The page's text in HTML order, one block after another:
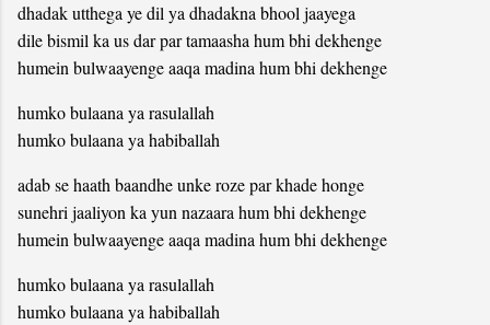
dhadak utthega ye dil ya dhadakna bhool jaayega
dile bismil ka us dar par tamaasha hum bhi dekhenge
humein bulwaayenge aaqa madina hum bhi dekhenge
humko bulaana ya rasulallah
humko bulaana ya habiballah
adab se haath baandhe unke roze par khade honge
sunehri jaaliyon ka yun nazaara hum bhi dekhenge
humein bulwaayenge aaqa madina hum bhi dekhenge
humko bulaana ya rasulallah
humko bulaana ya habiballah